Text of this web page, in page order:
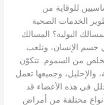
للوقاية من
الخدمات الصحية
البولية؟ المسالك
جسم الإنسان، وتلعب
من السموم. تتكوّن
والإحليل، وجميعها تعمل
في هذه الأعضاء قد
مختلفة من أمراض